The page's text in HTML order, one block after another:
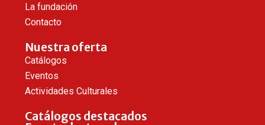
La fundación
Contacto
Nuestra oferta
Catálogos
Eventos
Actividades Culturales
Catálogos destacados